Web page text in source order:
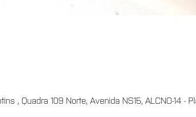
, Quadra 109 Norte, Avenida NS15, ALCNO-14 -